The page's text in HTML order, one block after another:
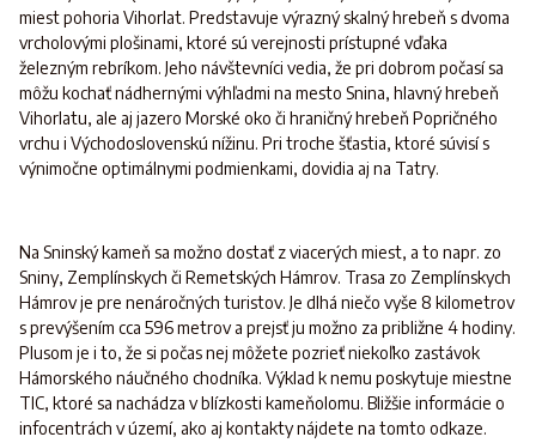
miest pohoria Vihorlat. Predstavuje výrazný skalný hrebeň s dvoma
vrcholovými plošinami, ktoré sú verejnosti prístupné vďaka
železným rebríkom. Jeho návštevníci vedia, že pri dobrom počasí sa
môžu kochať nádhernými výhľadmi na mesto Snina, hlavný hrebeň
Vihorlatu, ale aj jazero Morské oko či hraničný hrebeň Popričného
vrchu i Východoslovenskú nížinu. Pri troche šťastia, ktoré súvisí s
výnimočne optimálnymi podmienkami, dovidia aj na Tatry.
Na Sninský kameň sa možno dostať z viacerých miest, a to napr. zo
Sniny, Zemplínskych či Remetských Hámrov. Trasa zo Zemplínskych
Hámrov je pre nenáročných turistov. Je dlhá niečo vyše 8 kilometrov
s prevýšením cca 596 metrov a prejsť ju možno za približne 4 hodiny.
Plusom je i to, že si počas nej môžete pozrieť niekoľko zastávok
Hámorského náučného chodníka. Výklad k nemu poskytuje miestne
TIC, ktoré sa nachádza v blízkosti kameňolomu. Bližšie informácie o
infocentrách v území, ako aj kontakty nájdete na tomto odkaze.